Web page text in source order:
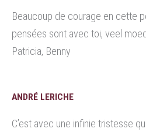
Beaucoup de courage en cette
pensées sont avec toi, veel
Patricia, Benny
ANDRÉ LERICHE
C’est avec une infinie tristesse